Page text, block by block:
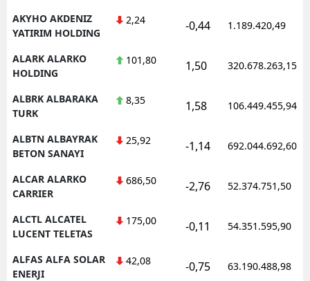
AKYHO AKDENIZ
YATIRIM HOLDING
2,24 -0,44 1.189.420,49
ALARK ALARKO
HOLDING
101,80 1,50 320.678.263,15
ALBRK ALBARAKA
TURK
8,35 1,58 106.449.455,94
ALBTN ALBAYRAK
BETON SANAYI
25,92 -1,14 692.044.692,60
ALCAR ALARKO
CARRIER
686,50 -2,76 52.374.751,50
ALCTL ALCATEL
LUCENT TELETAS
175,00 -0,11 54.351.595,90
ALFAS ALFA SOLAR
ENERJI
42,08 -0,75 63.190.488,98